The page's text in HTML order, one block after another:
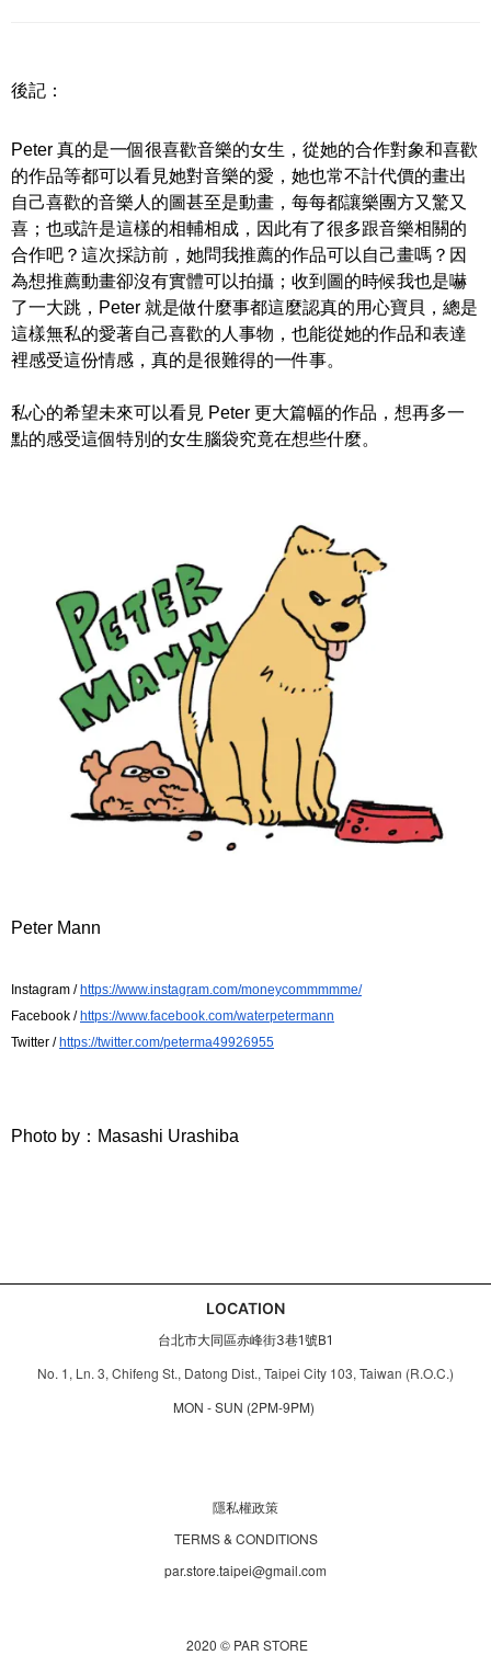
後記：
Peter 真的是一個很喜歡音樂的女生，從她的合作對象和喜歡
的作品等都可以看見她對音樂的愛，她也常不計代價的畫出
自己喜歡的音樂人的圖甚至是動畫，每每都讓樂團方又驚又
喜；也或許是這樣的相輔相成，因此有了很多跟音樂相關的
合作吧？這次採訪前，她問我推薦的作品可以自己畫嗎？因
為想推薦動畫卻沒有實體可以拍攝；收到圖的時候我也是嚇
了一大跳，Peter 就是做什麼事都這麼認真的用心寶貝，總是
這樣無私的愛著自己喜歡的人事物，也能從她的作品和表達
裡感受這份情感，真的是很難得的一件事。
私心的希望未來可以看見 Peter 更大篇幅的作品，想再多一
點的感受這個特別的女生腦袋究竟在想些什麼。
Peter Mann
Instagram / https://www.instagram.com/moneycommmmme/
Facebook / https://www.facebook.com/waterpetermann
Twitter / https://twitter.com/peterma49926955
Photo by：Masashi Urashiba
LOCATION
台北市大同區赤峰街3巷1號B1
No. 1, Ln. 3, Chifeng St., Datong Dist., Taipei City 103, Taiwan (R.O.C.)
MON - SUN (2PM-9PM)
隱私權政策
TERMS & CONDITIONS
par.store.taipei@gmail.com
2020 © PAR STORE